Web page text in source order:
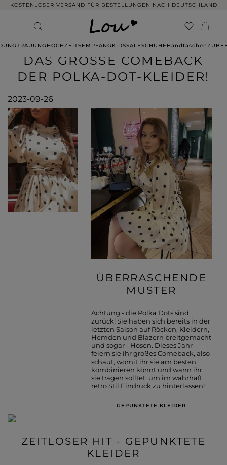
KOSTENLOSER VERSAND FÜR BESTELLUNGEN NACH DEUTSCHLAND
TRAUUNG HOCHZEITSEMPFANG KIDSSALESCHUHE Handtaschen
DAS GROSSE COMEBACK D
ER POLKA-DOT-KLEIDER!
2023-09-26
ÜBERRASCHENDE
MUSTER
Achtung - die Polka Dots sind
zurück! Sie haben sich bereits in der
letzten Saison auf Röcken, Kleidern,
Hemden und Blazern breitgemacht
und sogar - Hosen. Dieses Jahr
feiern sie ihr großes Comeback, also
schaut, womit ihr sie am besten
kombinieren könnt und wann ihr
sie tragen solltet, um im wahrhaft
retro Stil Eindruck zu hinterlassen!
GEPUNKTETE KLEIDER
ZEITLOSER HIT - GEPUNKTETE
KLEIDER